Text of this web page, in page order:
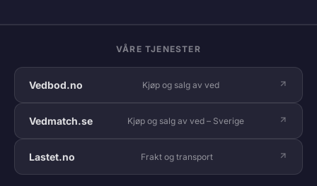
VÅRE TJENESTER
Vedbod.no Kjøp og salg av ved
Vedmatch.se Kjøp og salg av ved – Sverige
Lastet.no Frakt og transport